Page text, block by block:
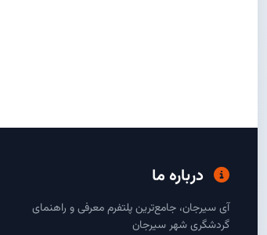
درباره ما
آی سیرجان، جامع‌ترین پلتفرم معرفی و راهنمای
گردشگری شهر سیرجان